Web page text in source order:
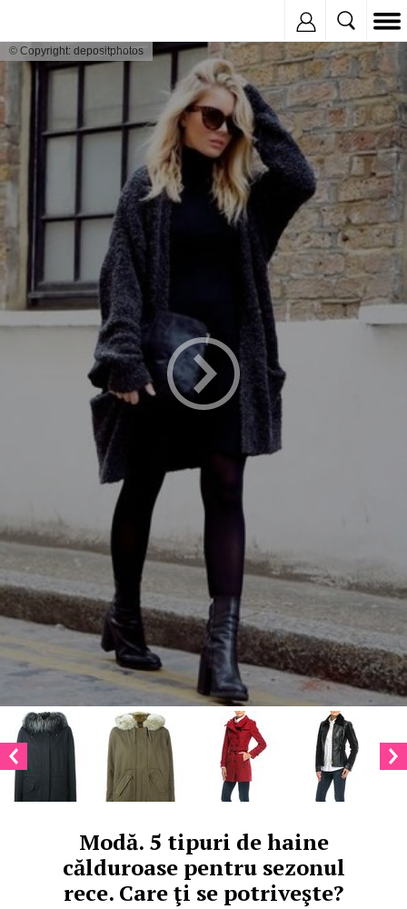
© Copyright: depositphotos
Modă. 5 tipuri de haine
călduroase pentru sezonul
rece. Care ţi se potriveşte?